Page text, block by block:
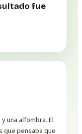
fue
una alfombra. El
que pensaba que